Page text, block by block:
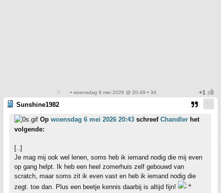
• woensdag 6 mei 2026 @ 20:49 • 34
Sunshine1982
Op woensdag 6 mei 2026 20:43 schreef Chandler het
volgende:
[..]
Je mag mij ook wel lenen, soms heb ik iemand nodig die mij even
op gang helpt. Ik heb een heel zomerhuis zelf gebouwd van
scratch, maar soms zit ik even vast en heb ik iemand nodig die
zegt. toe dan. Plus een beetje kennis daarbij is altijd fijn!